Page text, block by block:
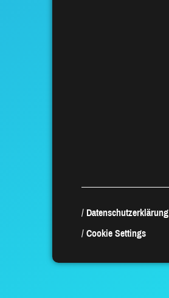
Datenschutzerklärung
Cookie Settings